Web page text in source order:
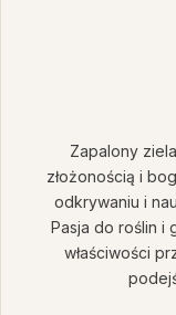
Zapalony
złożonością i
odkrywaniu i
Pasja do roślin i
właściwości